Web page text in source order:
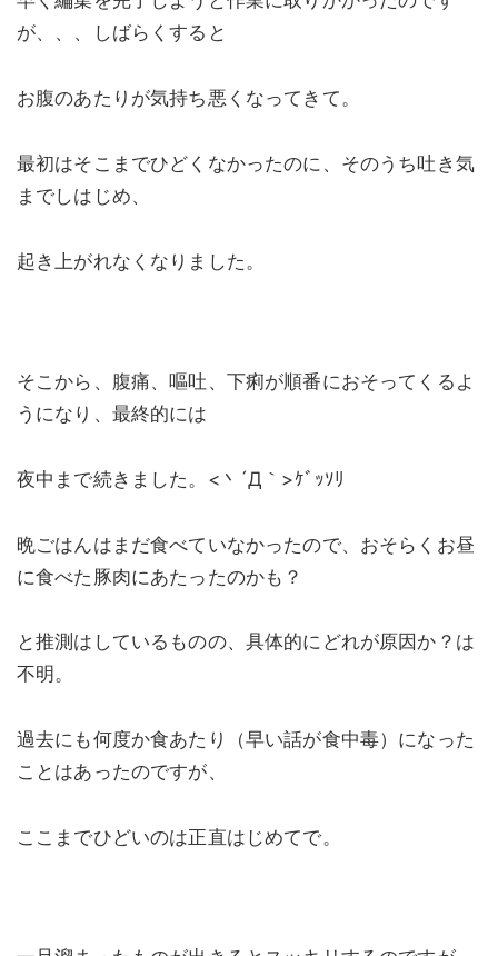
が、、、しばらくすると
お腹のあたりが気持ち悪くなってきて。
最初はそこまでひどくなかったのに、そのうち吐き気
までしはじめ、
起き上がれなくなりました。
そこから、腹痛、嘔吐、下痢が順番におそってくるよ
うになり、最終的には
夜中まで続きました。<丶´Д｀>ｹﾞｯｿﾘ
晩ごはんはまだ食べていなかったので、おそらくお昼
に食べた豚肉にあたったのかも？
と推測はしているものの、具体的にどれが原因か？は
不明。
過去にも何度か食あたり（早い話が食中毒）になった
ことはあったのですが、
ここまでひどいのは正直はじめてで。